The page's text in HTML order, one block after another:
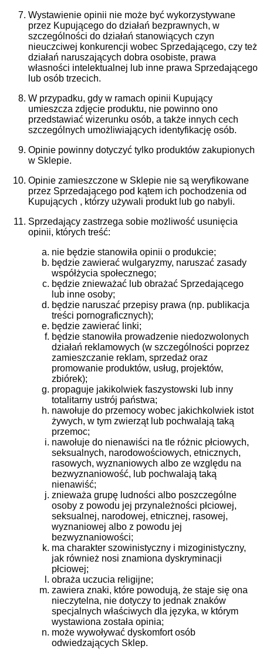
Wystawienie opinii nie może być wykorzystywane
przez Kupującego do działań bezprawnych, w
szczególności do działań stanowiących czyn
nieuczciwej konkurencji wobec Sprzedającego, czy też
działań naruszających dobra osobiste, prawa
własności intelektualnej lub inne prawa Sprzedającego
lub osób trzecich.
W przypadku, gdy w ramach opinii Kupujący
umieszcza zdjęcie produktu, nie powinno ono
przedstawiać wizerunku osób, a także innych cech
szczególnych umożliwiających identyfikację osób.
Opinie powinny dotyczyć tylko produktów zakupionych
w Sklepie.
Opinie zamieszczone w Sklepie nie są weryfikowane
przez Sprzedającego pod kątem ich pochodzenia od
Kupujących , którzy używali produkt lub go nabyli.
Sprzedający zastrzega sobie możliwość usunięcia
opinii, których treść:
nie będzie stanowiła opinii o produkcie;
będzie zawierać wulgaryzmy, naruszać zasady
współżycia społecznego;
będzie znieważać lub obrażać Sprzedającego
lub inne osoby;
będzie naruszać przepisy prawa (np. publikacja
treści pornograficznych);
będzie zawierać linki;
będzie stanowiła prowadzenie niedozwolonych
działań reklamowych (w szczególności poprzez
zamieszczanie reklam, sprzedaż oraz
promowanie produktów, usług, projektów,
zbiórek);
propaguje jakikolwiek faszystowski lub inny
totalitarny ustrój państwa;
nawołuje do przemocy wobec jakichkolwiek istot
żywych, w tym zwierząt lub pochwalają taką
przemoc;
nawołuje do nienawiści na tle różnic płciowych,
seksualnych, narodowościowych, etnicznych,
rasowych, wyznaniowych albo ze względu na
bezwyznaniowość, lub pochwalają taką
nienawiść;
znieważa grupę ludności albo poszczególne
osoby z powodu jej przynależności płciowej,
seksualnej, narodowej, etnicznej, rasowej,
wyznaniowej albo z powodu jej
bezwyznaniowości;
ma charakter szowinistyczny i mizoginistyczny,
jak również nosi znamiona dyskryminacji
płciowej;
obraża uczucia religijne;
zawiera znaki, które powodują, że staje się ona
nieczytelna, nie dotyczy to jednak znaków
specjalnych właściwych dla języka, w którym
wystawiona została opinia;
może wywoływać dyskomfort osób
odwiedzających Sklep.